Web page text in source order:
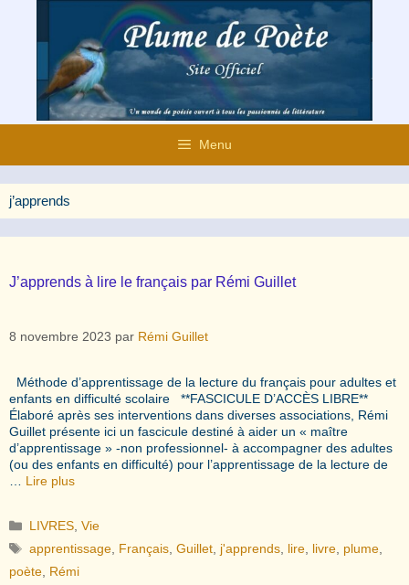
contenu
Menu
j’apprends
J’apprends à lire le français par Rémi Guillet
8 novembre 2023 par Rémi Guillet
Méthode d’apprentissage de la lecture du français pour adultes et
enfants en difficulté scolaire **FASCICULE D’ACCÈS LIBRE**
Élaboré après ses interventions dans diverses associations, Rémi
Guillet présente ici un fascicule destiné à aider un « maître
d’apprentissage » -non professionnel- à accompagner des adultes
(ou des enfants en difficulté) pour l’apprentissage de la lecture de
Lire plus
Catégories
LIVRES ,Vie
Étiquettes
apprentissage Français ,Guillet j'apprends lire livre plume
poète Rémi